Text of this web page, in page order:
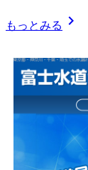
もっとみる chevron_right